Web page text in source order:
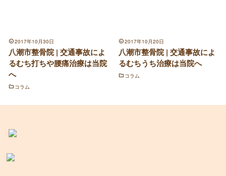
2017年10月30日
八潮市整骨院 | 交通事故によ
るむち打ちや腰痛治療は当院
へ
コラム
2017年10月20日
八潮市整骨院 | 交通事故によ
るむちうち治療は当院へ
コラム